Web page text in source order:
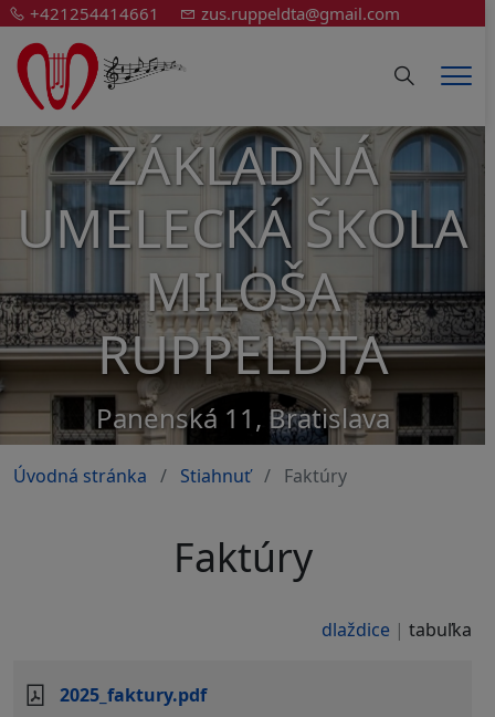
+421254414661 zus.ruppeldta@gmail.com
Hledání
ZÁKLADNÁ
UMELECKÁ ŠKOLA
MILOŠA
RUPPELDTA
Panenská 11, Bratislava
Úvodná stránka Stiahnuť Faktúry
Faktúry
dlaždice tabuľka
2025_faktury.pdf